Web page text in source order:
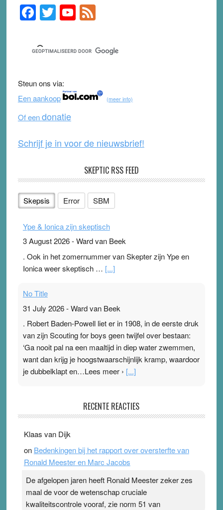
Primary
Sidebar
F
a
c
e
b
o
o
k
T
wi
tt
er
Y
o
u
T
b
e
F
e
d
Steun ons via:
Een aankoop
(meer info)
Of eendonatie
Schrijf je in voor de nieuwsbrief!
SKEPTIC RSS FEED
Skepsis Error SBM
Ype & Ionica zijn skeptisch
3 August 2026-Ward van Beek
. Ook in het zomernummer van Skepter zijn Ype en
Ionica weer skeptisch … [...]
No Title
31 July 2026-Ward van Beek
. Robert Baden-Powell liet er in 1908, in de eerste druk
van zijn Scouting for boys geen twijfel over bestaan:
‘Ga nooit pal na een maaltijd in diep water zwemmen,
want dan krijg je hoogstwaarschijnlijk kramp, waardoor
je dubbelklapt en…Lees meer › [...]
Ward van Beek
topsporters. Ze hopen ermee hun hartslag te verlagen
terwijl ze meer zuurstof opnemen. Daarop heeft zo’n
pleister geen effect. Maar het gevoel ‘makkelijker te
Pleisterplakkers in de topspsort › [...]
RECENTE REACTIES
Klaas van Dijk
on Bedenkingen bij het rapport over oversterfte van
Ronald Meester en Marc Jacobs
De afgelopen jaren heeft Ronald Meester zeker zes
maal de voor de wetenschap cruciale
kwaliteitscontrole vooraf, zie norm 51 van